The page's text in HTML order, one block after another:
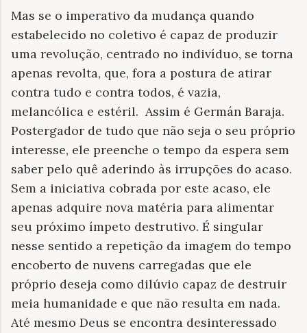
Mas se o imperativo da mudança quando
estabelecido no coletivo é capaz de produzir
uma revolução, centrado no indivíduo, se torna
apenas revolta, que, fora a postura de atirar
contra tudo e contra todos, é vazia,
melancólica e estéril. Assim é Germán Baraja.
Postergador de tudo que não seja o seu próprio
interesse, ele preenche o tempo da espera sem
saber pelo quê aderindo às irrupções do acaso.
Sem a iniciativa cobrada por este acaso, ele
apenas adquire nova matéria para alimentar
seu próximo ímpeto destrutivo. É singular
nesse sentido a repetição da imagem do tempo
encoberto de nuvens carregadas que ele
próprio deseja como dilúvio capaz de destruir
meia humanidade e que não resulta em nada.
Até mesmo Deus se encontra desinteressado